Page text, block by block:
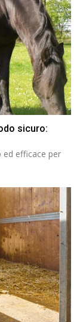
sicuro:
ed efficace per